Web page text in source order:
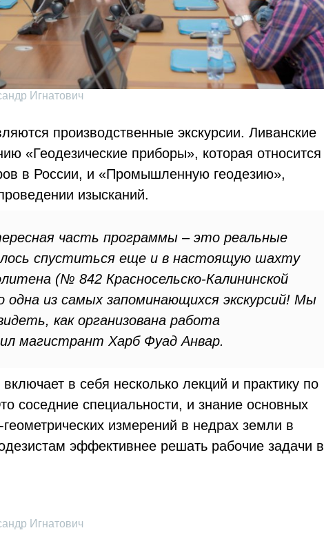
Игнатович
производственные экскурсии. Ливанские
«Геодезические приборы», которая относится
в России, и «Промышленную геодезию»,
изысканий.
часть программы – это реальные
спуститься еще и в настоящую шахту
(№ 842 Красносельско-Калининской
из самых запоминающихся экскурсий! Мы
как организована работа
магистрант Харб Фуад Анвар.
в себя несколько лекций и практику по
соседние специальности, и знание основных
измерений в недрах земли в
эффективнее решать рабочие задачи в
Игнатович